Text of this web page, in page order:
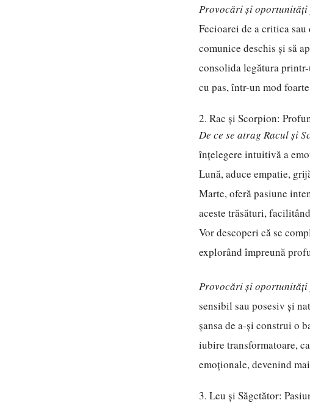
Provocări și oportunități
Fecioarei de a critica
comunice deschis și să
consolida legătura
cu pas, într-un mod
2. Rac și Scorpion:
De ce se atrag Racul și
înțelegere intuitivă a
Lună, aduce empatie,
Marte, oferă pasiune
aceste trăsături,
Vor descoperi că se
explorând împreună
Provocări și oportunități
sensibil sau posesiv și
șansa de a-și construi o
iubire transformatoare,
emoționale, devenind
3. Leu și Săgetător: